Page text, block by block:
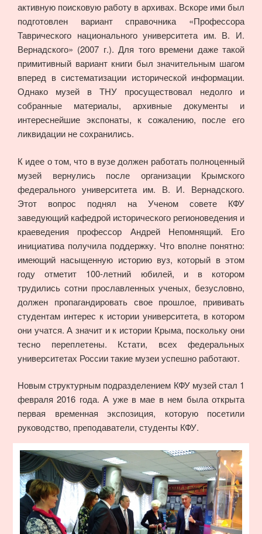
активную поисковую работу в архивах. Вскоре ими был
подготовлен вариант справочника «Профессора
Таврического национального университета им. В. И.
Вернадского» (2007 г.). Для того времени даже такой
примитивный вариант книги был значительным шагом
вперед в систематизации исторической информации.
Однако музей в ТНУ просуществовал недолго и
собранные материалы, архивные документы и
интереснейшие экспонаты, к сожалению, после его
ликвидации не сохранились.
К идее о том, что в вузе должен работать полноценный
музей вернулись после организации Крымского
федерального университета им. В. И. Вернадского.
Этот вопрос поднял на Ученом совете КФУ
заведующий кафедрой исторического регионоведения и
краеведения профессор Андрей Непомнящий. Его
инициатива получила поддержку. Что вполне понятно:
имеющий насыщенную историю вуз, который в этом
году отметит 100-летний юбилей, и в котором
трудились сотни прославленных ученых, безусловно,
должен пропагандировать свое прошлое, прививать
студентам интерес к истории университета, в котором
они учатся. А значит и к истории Крыма, поскольку они
тесно переплетены. Кстати, всех федеральных
университетах России такие музеи успешно работают.
Новым структурным подразделением КФУ музей стал 1
февраля 2016 года. А уже в мае в нем была открыта
первая временная экспозиция, которую посетили
руководство, преподаватели, студенты КФУ.